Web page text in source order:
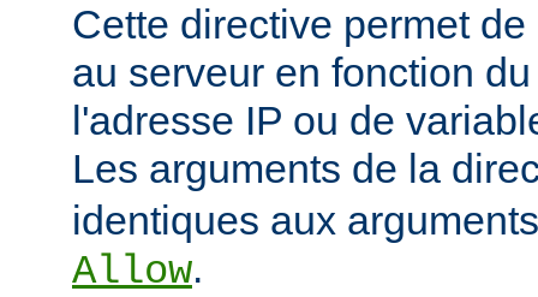
Cette directive permet
au serveur en fonction
l'adresse IP ou de
Les arguments de la
identiques aux
Allow.